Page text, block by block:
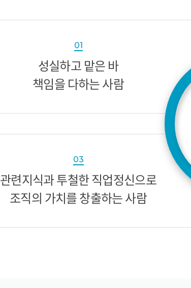
01
성실하고 맡은 바
책임을 다하는 사람
03
관련지식과 투철한 직업정신으로
조직의 가치를 창출하는 사람